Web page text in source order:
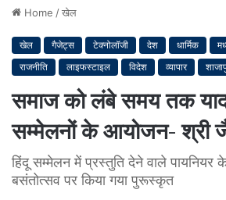
Home /खेल
खेल गैजेट्स टेक्नोलॉजी देश धार्मिक
राजनीति
लाइफस्टाइल विदेश व्यापार
समाज को लंबे समय तक
सम्मेलनों के आयोजन- श्री
हिंदू सम्मेलन में प्रस्तुति देने वाले पायनियर के
बसंतोत्सव पर किया गया पुरूस्कृत